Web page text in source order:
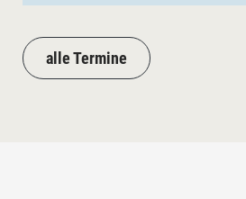
alle Termine